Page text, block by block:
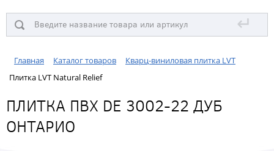
↵
Главная Каталог товаров
Кварц-виниловая плитка LVT
Плитка LVT Natural Relief
ПЛИТКА ПВХ DE 3002-22 ДУБ
ОНТАРИО